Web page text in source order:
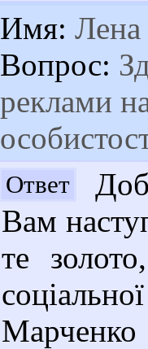
Имя: Лена
Вопрос:
реклами
Ответ
Вам
те